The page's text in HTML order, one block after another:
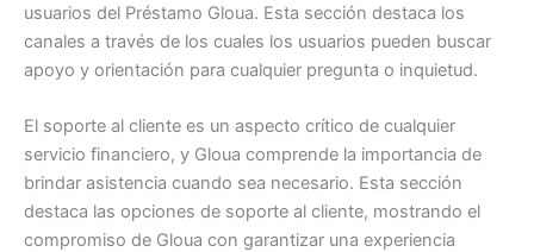
usuarios del Préstamo Gloua. Esta sección destaca los
canales a través de los cuales los usuarios pueden buscar
apoyo y orientación para cualquier pregunta o inquietud.
El soporte al cliente es un aspecto crítico de cualquier
servicio financiero, y Gloua comprende la importancia de
brindar asistencia cuando sea necesario. Esta sección
destaca las opciones de soporte al cliente, mostrando el
compromiso de Gloua con garantizar una experiencia